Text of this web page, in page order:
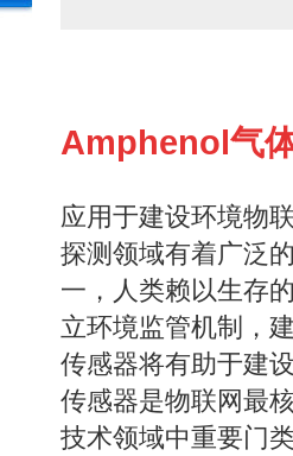
Amphenol气
应用于建设环境物
探测领域有着广泛
一，人类赖以生存
立环境监管机制，
传感器将有助于建
传感器是物联网最
技术领域中重要门